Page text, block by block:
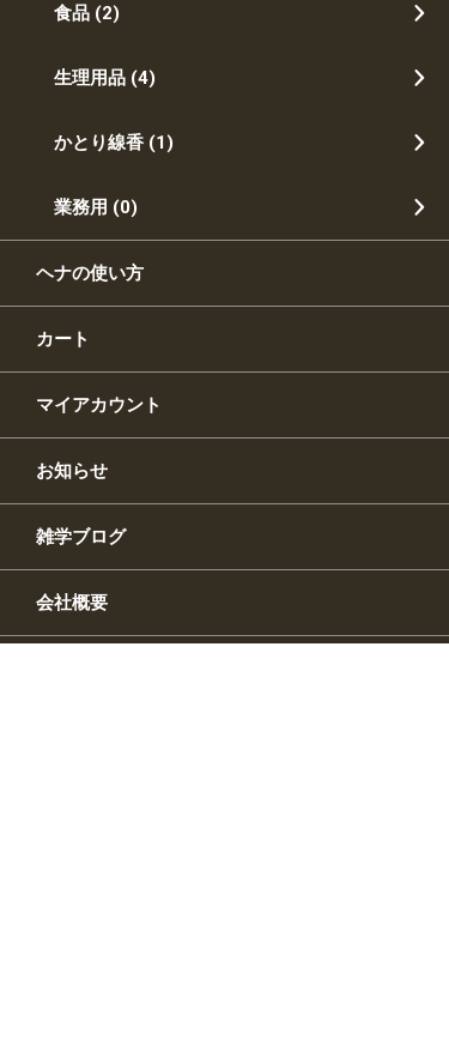
食品 (2)
生理用品 (4)
かとり線香 (1)
業務用 (0)
ヘナの使い方
カート
マイアカウント
お知らせ
雑学ブログ
会社概要